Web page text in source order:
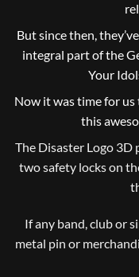
But since then,
integral part of the
Your
Now it was time for us
this
The Disaster Logo 3D
two safety locks on
If any band, club or
metal pin or